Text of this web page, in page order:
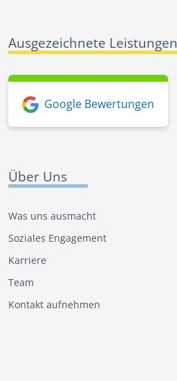
Ausgezeichnete Leistungen
Google Bewertungen
Über Uns
Was uns ausmacht
Soziales Engagement
Karriere
Team
Kontakt aufnehmen